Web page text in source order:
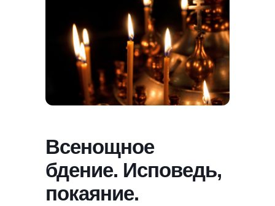
Всенощное
бдение. Исповедь,
покаяние.